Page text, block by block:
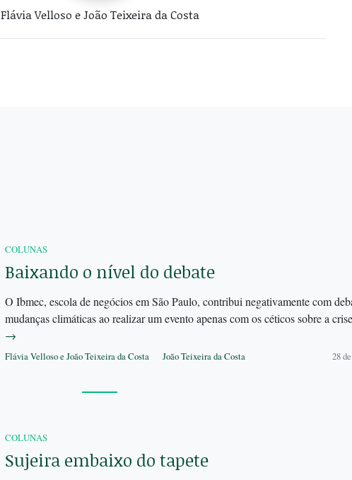
Flávia Velloso e João Teixeira da Costa
COLUNAS
Baixando o nível do debate
O Ibmec, escola de negócios em São Paulo, contribui negativamente com
mudanças climáticas ao realizar um evento apenas com os céticos sobre a
→
Flávia Velloso e João Teixeira da Costa João Teixeira da Costa 28
COLUNAS
Sujeira embaixo do tapete